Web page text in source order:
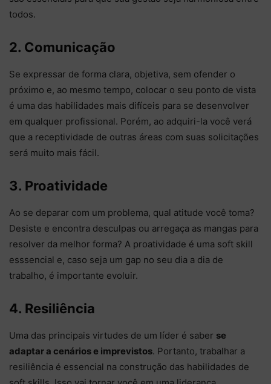
todos.
2. Comunicação
Se expressar de forma clara, objetiva, sem ofender o
próximo e, ao mesmo tempo, colocar o seu ponto de vista
é uma das habilidades mais difíceis para se desenvolver
em qualquer profissional. Porém, ao adquiri-la você verá
que a receptividade de outras áreas com suas solicitações
será muito mais fácil.
3. Proatividade
Ao se deparar com um problema, qual atitude você toma?
Desiste e encontra desculpas ou arregaça as mangas para
resolver da melhor forma? A proatividade é uma soft skill
esssencial e, caso seja um gap no seu dia a dia de
trabalho, é importante evoluir.
4. Resiliência
Uma das principais virtudes de um líder é saber se
adaptar a cenários e imprevistos. Portanto, trabalhar a
resiliência é essencial na construção das habilidades de